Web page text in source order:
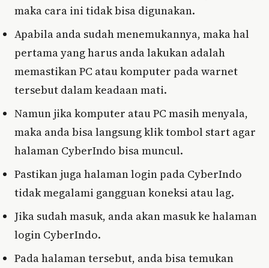
maka cara ini tidak bisa digunakan.
Apabila anda sudah menemukannya, maka hal
pertama yang harus anda lakukan adalah
memastikan PC atau komputer pada warnet
tersebut dalam keadaan mati.
Namun jika komputer atau PC masih menyala,
maka anda bisa langsung klik tombol start agar
halaman CyberIndo bisa muncul.
Pastikan juga halaman login pada CyberIndo
tidak megalami gangguan koneksi atau lag.
Jika sudah masuk, anda akan masuk ke halaman
login CyberIndo.
Pada halaman tersebut, anda bisa temukan